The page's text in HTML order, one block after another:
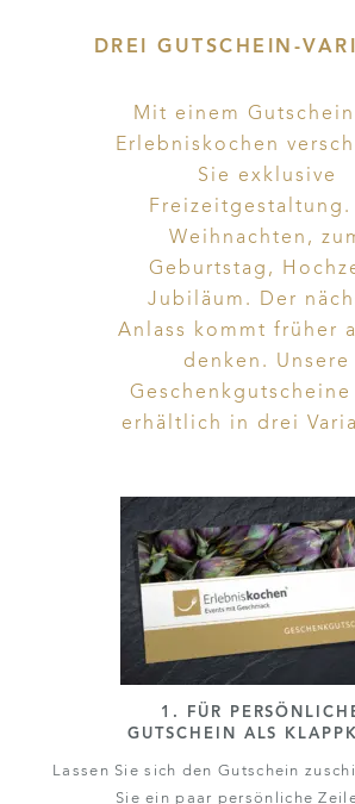
DREI GUTSCHEIN-
Mit einem
Erlebniskochen
Sie exklusive
Freizeitgestaltung.
Weihnachten,
Geburtstag,
Jubiläum. Der
Anlass kommt früher
denken. Unsere
Geschenkgutscheine
erhältlich in drei
1. FÜR
GUTSCHEIN ALS
Lassen Sie sich den Gutschein
Sie ein paar persönliche